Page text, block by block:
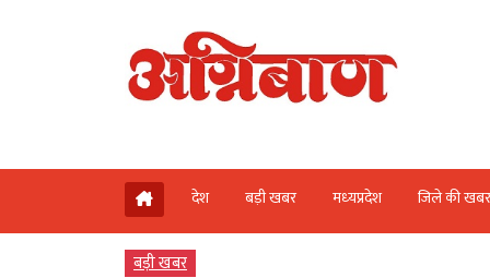
देश बड़ी खबर मध्‍यप्रदेश जिले की
बड़ी खबर